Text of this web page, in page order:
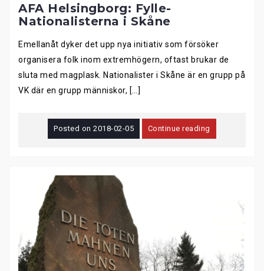
AFA Helsingborg: Fylle-
Nationalisterna i Skåne
Emellanåt dyker det upp nya initiativ som försöker
organisera folk inom extremhögern, oftast brukar de
sluta med magplask. Nationalister i Skåne är en grupp på
VK där en grupp människor, […]
Posted on2018-02-05 Continue reading